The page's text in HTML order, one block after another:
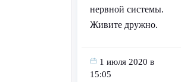
нервной системы.
Живите дружно.
1 июля 2020 в
15:05